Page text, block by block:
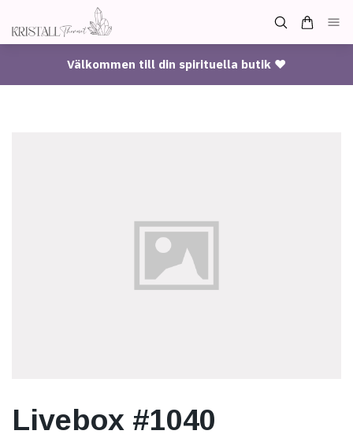
Välkommen till din spirituella butik ♥
Livebox #1040